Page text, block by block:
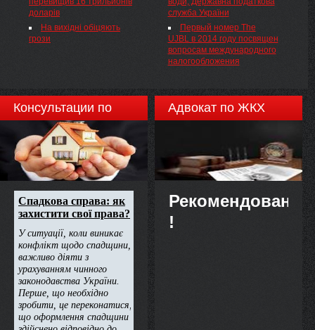
доларів
На вихідні обіцяють
грози
служба України
Первый номер The
UJBL в 2014 году посвящен
вопросам международного
налогообложения
Консультации по
недвижимости
Адвокат по ЖКХ
Рекомендовано
!